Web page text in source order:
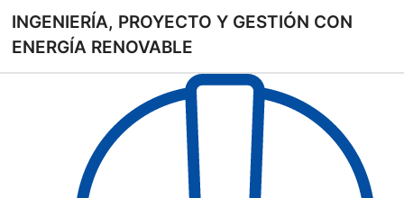
INGENIERÍA, PROYECTO Y GESTIÓN CON
ENERGÍA RENOVABLE